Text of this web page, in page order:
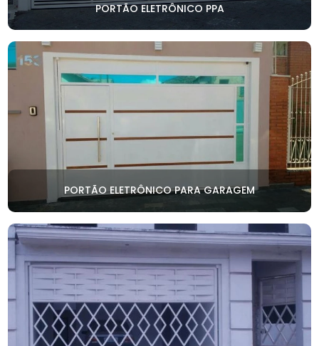
PORTÃO ELETRÔNICO PPA
PORTÃO ELETRÔNICO PARA GARAGEM